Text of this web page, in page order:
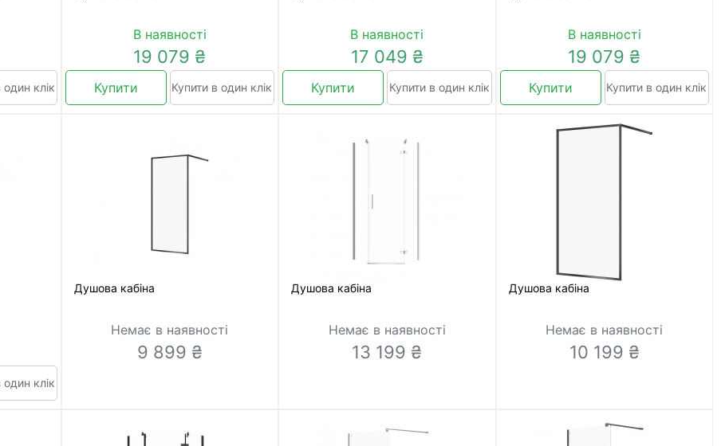
один клік
В наявності
19 079 ₴
Купити Купити в один клік
В наявності
17 049 ₴
Купити Купити в один клік
В наявності
19 079 ₴
Купити Купити в один клік
один клік
Душова кабіна
Немає в наявності
9 899 ₴
Душова кабіна
Немає в наявності
13 199 ₴
Душова кабіна
Немає в наявності
10 199 ₴